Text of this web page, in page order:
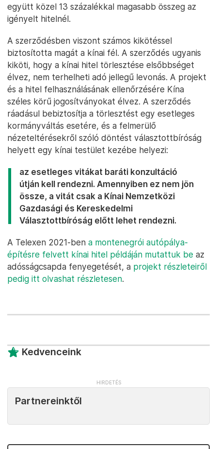
együtt közel 13 százalékkal magasabb összeg az
igényelt hitelnél.
A szerződésben viszont számos kikötéssel
biztosította magát a kínai fél. A szerződés ugyanis
kiköti, hogy a kínai hitel törlesztése elsőbbséget
élvez, nem terhelheti adó jellegű levonás. A projekt
és a hitel felhasználásának ellenőrzésére Kína
széles körű jogosítványokat élvez. A szerződés
ráadásul bebiztosítja a törlesztést egy esetleges
kormányváltás esetére, és a felmerülő
nézeteltérésekről szóló döntést választottbíróság
helyett egy kínai testület kezébe helyezi:
az esetleges vitákat baráti konzultáció
útján kell rendezni. Amennyiben ez nem jön
össze, a vitát csak a Kínai Nemzetközi
Gazdasági és Kereskedelmi
Választottbíróság előtt lehet rendezni.
A Telexen 2021-ben a montenegrói autópálya-
építésre felvett kínai hitel példáján mutattuk be az
adósságcsapda fenyegetését, a projekt részleteiről
pedig itt olvashat részletesen.
Kedvenceink
Partnereinktől